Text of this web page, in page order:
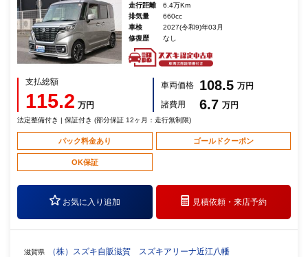
走行距離
6.4万Km
排気量
660cc
車検
2027(令和9)年03月
修復歴
なし
支払総額
115.2 万円
車両価格 108.5 万円
諸費用
6.7 万円
法定整備付き | 保証付き (部分保証 12ヶ月：走行無制限)
パック料金あり ゴールドクーポン
OK保証
お気に入り追加 見積依頼・来店予約
滋賀県 （株）スズキ自販滋賀 スズキアリーナ近江八幡